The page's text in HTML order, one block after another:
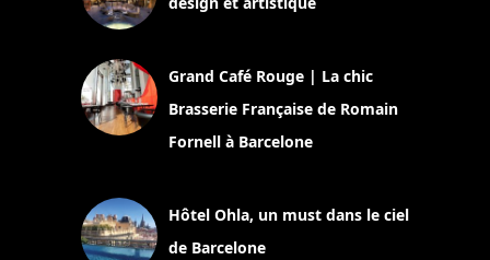
Grand Café Rouge | La chic
Brasserie Française de Romain
Fornell à Barcelone
Hôtel Ohla, un must dans le ciel
de Barcelone